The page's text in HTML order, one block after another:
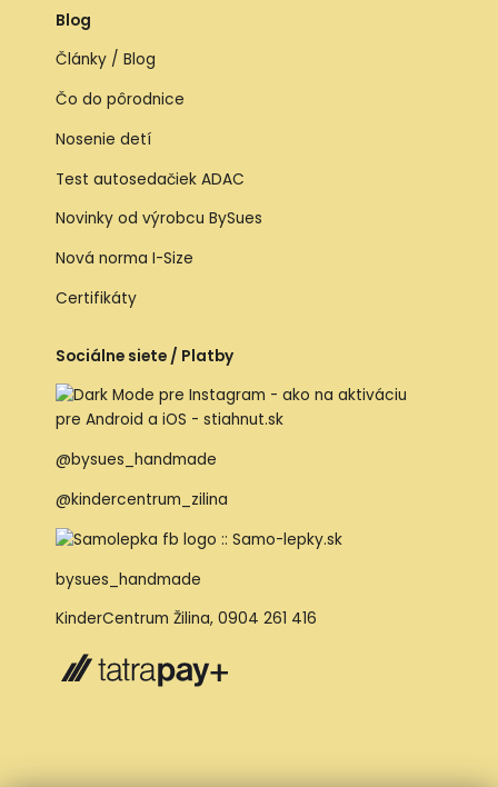
Blog
Články / Blog
Čo do pôrodnice
Nosenie detí
Test autosedačiek ADAC
Novinky od výrobcu BySues
Nová norma I-Size
Certifikáty
Sociálne siete / Platby
@bysues_handmade
@kindercentrum_zilina
bysues_handmade
KinderCentrum Žilina, 0904 261 416